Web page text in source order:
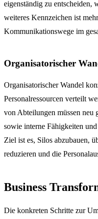
eigenständig zu entscheiden,
weiteres Kennzeichen ist
Kommunikationswege im
Organisatorischer
Organisatorischer Wandel
Personalressourcen verteilt
von Abteilungen müssen neu
sowie interne Fähigkeiten
Ziel ist es, Silos abzubauen,
reduzieren und die
Business
Die konkreten Schritte zur